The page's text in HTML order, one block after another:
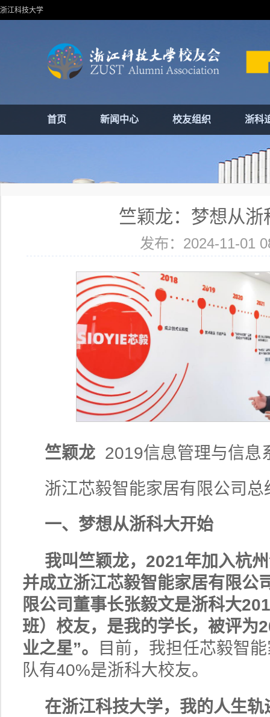
浙江科技大学
首页 新闻中心 校友组织 浙科
竺颖龙：梦想从浙
发布：2024-11-01
竺颖龙 2019信息管理与信息
浙江芯毅智能家居有限公司总
一、梦想从浙科大开始
我叫竺颖龙，2021年加入杭
并成立浙江芯毅智能家居有限公
限公司董事长张毅文是浙科大
班）校友，是我的学长，被评为
业之星”。
目前，我担任芯毅智
队有40%是浙科大校友。
在浙江科技大学，我的人生